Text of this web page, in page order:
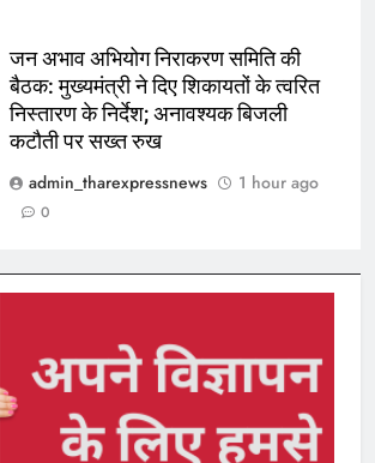
जन अभाव अभियोग निराकरण समिति की
बैठक: मुख्यमंत्री ने दिए शिकायतों के त्वरित
निस्तारण के निर्देश; अनावश्यक बिजली
कटौती पर सख्त रुख
admin_tharexpressnews
1 hour ago
0